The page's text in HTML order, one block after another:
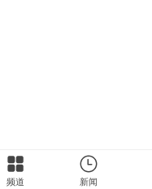
频道 新闻